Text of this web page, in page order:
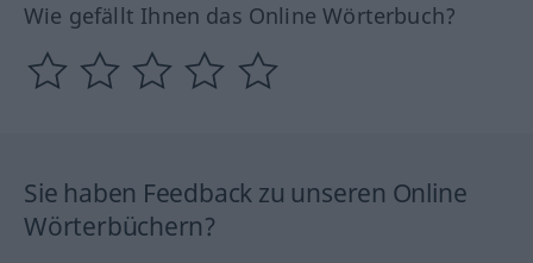
Wie gefällt Ihnen das Online Wörterbuch?
Sie haben Feedback zu unseren Online
Wörterbüchern?